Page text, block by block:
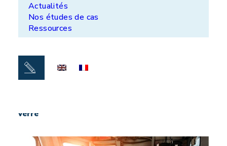
Actualités
Nos études de cas
Ressources
verre